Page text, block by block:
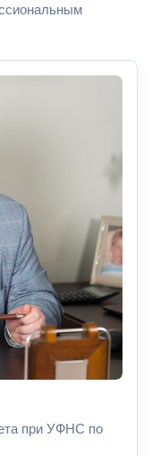
при УФНС по